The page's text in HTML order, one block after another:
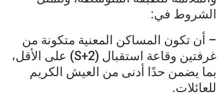
الشروط في:
– أن تكون المساكن المعنية متكونة من
غرفتين وقاعة استقبال (S+2) على الأقل،
بما يضمن حدًا أدنى من العيش الكريم
للعائلات.